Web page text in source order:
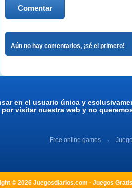
Comentar
Aún no hay comentarios, ¡sé el primero!
en el usuario única y
visitar nuestra web y no
Free online games
© 2026 Juegosdiarios.com · Juegos